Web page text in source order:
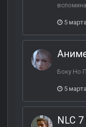
5
Боку Но
5
NLC